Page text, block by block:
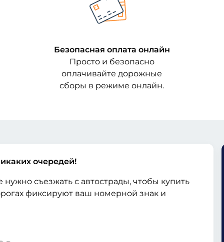
Безопасная оплата онлайн
Просто и безопасно
оплачивайте дорожные
сборы в режиме онлайн.
очередей!
съезжать с автострады, чтобы купить
фиксируют ваш номерной знак и